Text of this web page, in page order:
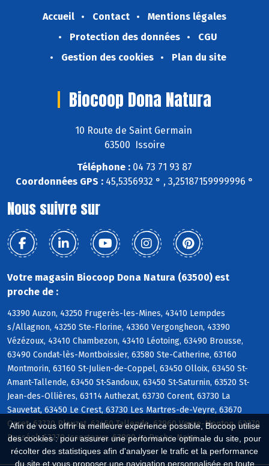
Afin de vous offrir la meilleure expérience possible, Biocoop utilise
des cookies : pour assurer une performance optimale du site, pour
récolter des statistiques afin d'analyser le trafic et la performance
du site et vous proposer une navigation personnalisée en toute
Accueil Contact
Mentions légales
Protection des données
CGU
Gestion des cookies
Plan du site
Biocoop Dona Natura
10 Route de Saint Germain
63500 Issoire
Téléphone : 04 73 71 93 87
Coordonnées GPS : 45,5356932 ° , 3,25187159999996 °
Nous suivre sur
Votre magasin Biocoop Dona Natura (63500) est
proche de :
43390 Auzon, 43250 Frugerès-les-Mines, 43410 Lempdes
s/Allagnon, 43250 Ste-Florine, 43360 Vergongheon, 43390
Vézézoux, 43410 Chambezon, 43410 Léotoing, 63490 Brousse,
63490 Condat-lès-Montboissier, 63580 Ste-Catherine, 63160
Montmorin, 63160 St-Julien-de-Coppel, 63450 Olloix, 63450 St-
Amant-Tallende, 63450 St-Sandoux, 63450 St-Saturnin, 63520 St-
Jean-des-Ollières, 63114 Authezat, 63730 Corent, 63730 La
Sauvetat, 63450 Le Crest, 63730 Les Martres-de-Veyre, 63670
Orcet, 63730 Plauzat, 63450 Tallende, 63960 Veyre-Monton, 63270
Busséol, 63270 Isserteaux, 63800 La Roche-Noire